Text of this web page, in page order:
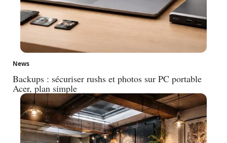
News
Backups : sécuriser rushs et photos sur PC portable
Acer, plan simple